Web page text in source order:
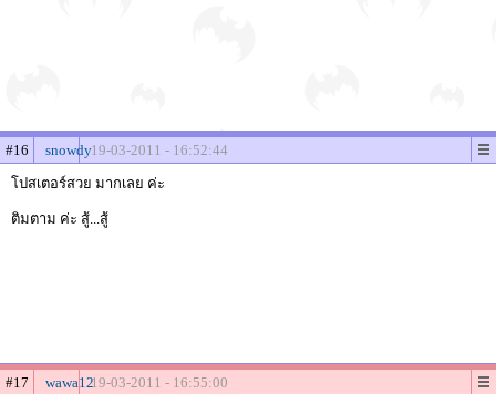
#16 snowdy19-03-2011 - 16:52:44
โปสเตอร์สวย มากเลย ค่ะ
ติมตาม ค่ะ สู้...สู้
#17 wawa1219-03-2011 - 16:55:00